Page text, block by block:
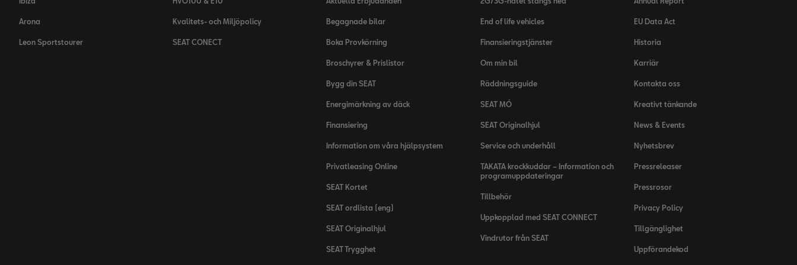
Arona
Leon Sportstourer
Kvalitets- och Miljöpolicy
SEAT CONECT
Begagnade bilar
Boka Provkörning
Broschyrer & Prislistor
Bygg din SEAT
Energimärkning av däck
Finansiering
Information om våra hjälpsystem
Privatleasing Online
SEAT Kortet
SEAT ordlista (eng)
SEAT Originalhjul
SEAT Trygghet
End of life vehicles
Finansieringstjänster
Om min bil
Räddningsguide
SEAT MÓ
SEAT Originalhjul
Service och underhåll
TAKATA krockkuddar – Information och
programuppdateringar
Tillbehör
Uppkopplad med SEAT CONNECT
Vindrutor från SEAT
EU Data Act
Historia
Karriär
Kontakta oss
Kreativt tänkande
News & Events
Nyhetsbrev
Pressreleaser
Pressrosor
Privacy Policy
Tillgänglighet
Uppförandekod